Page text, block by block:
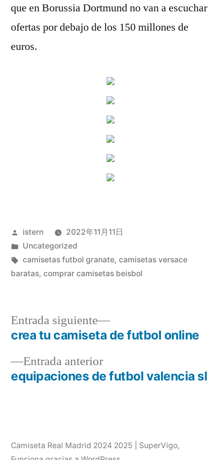
que en Borussia Dortmund no van a escuchar
ofertas por debajo de los 150 millones de
euros.
Publicado
por
istern
2022年11月11日
Publicado
en
Uncategorized
Etiquetas:
camisetas futbol granate, camisetas versace
baratas, comprar camisetas beisbol
Navegación
de
entradas
Entrada anteriorEntrada
anterior:
equipaciones de futbol valencia sl
Entrada siguiente
Entrada
siguiente:
crea tu camiseta de futbol online
Camiseta Real Madrid 2024 2025 | SuperVigo,